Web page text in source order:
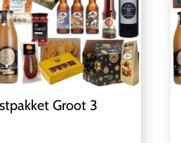
Groot 3